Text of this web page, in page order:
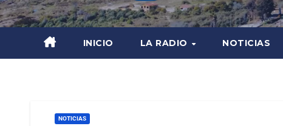
INICIO LA RADIO NOTICIAS
NOTICIAS